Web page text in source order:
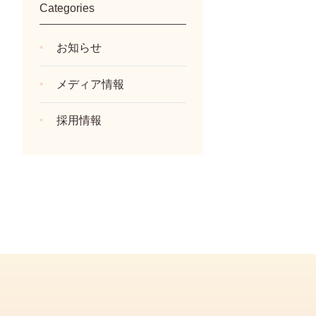
Categories
お知らせ
メディア情報
採用情報